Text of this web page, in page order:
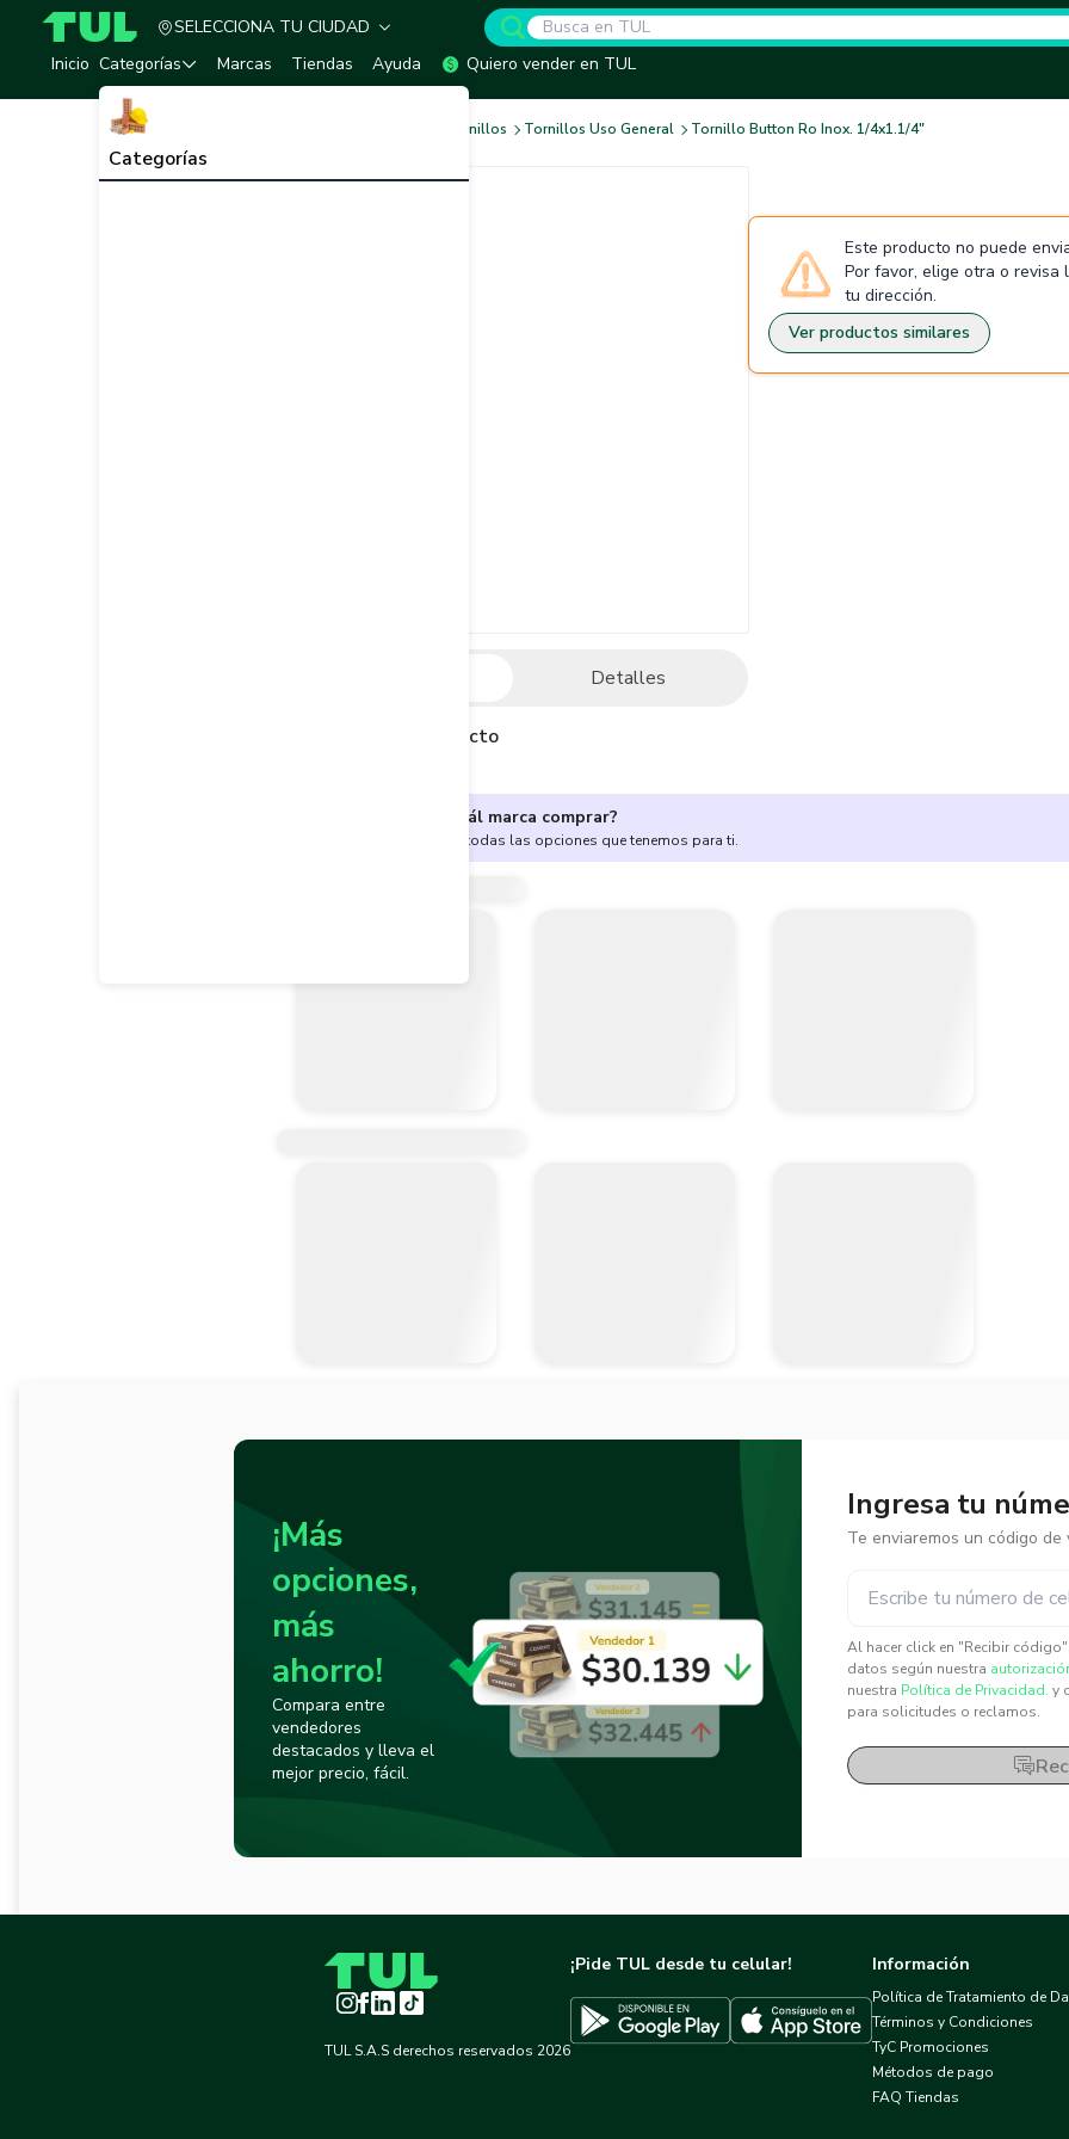
TUL - Tu Marketplace de Construcción
SELECCIONA TU CIUDAD
Inicio Categorías
Categorías
Marcas Tiendas Ayuda Quiero vender en TUL
Tornillos Tornillos Uso General Tornillo Button Ro Inox. 1/4x1.1/4"
Detalles
Descripción del producto
Este producto no puede
Por favor, elige otra o revisa
tu dirección.
Ver productos similares
¿No sabes cuál marca comprar?
Encuentra aquí todas las opciones que tenemos para ti.
¡Más
opciones,
más
ahorro!
Compara entre
vendedores
destacados y lleva el
mejor precio, fácil.
Ingresa tu
Te enviaremos un código de
Al hacer click en "Recibir
datos según nuestra
nuestra Política de Privacidad. y
para solicitudes o reclamos.
Instagram
Facebook
LinkedInTikTok
TUL S.A.S derechos reservados 2026
¡Pide TUL desde tu celular!
Descargar TUL en Google PlayDescargar TUL en App Store
Información
Política de Tratamiento de
Términos y Condiciones
TyC Promociones
Métodos de pago
FAQ Tiendas